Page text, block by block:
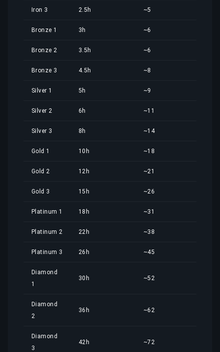
Iron 3 2.5h ~5
Bronze 1 3h ~6
Bronze 2 3.5h ~6
Bronze 3 4.5h ~8
Silver 1 5h ~9
Silver 2 6h ~11
Silver 3 8h ~14
Gold 1 10h ~18
Gold 2 12h ~21
Gold 3 15h ~26
Platinum 1 18h ~31
Platinum 2 22h ~38
Platinum 3 26h ~45
Diamond
1
30h ~52
Diamond
2
36h ~62
Diamond
3
42h ~72